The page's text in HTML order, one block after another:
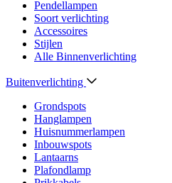
Pendellampen
Soort verlichting
Accessoires
Stijlen
Alle Binnenverlichting
Buitenverlichting
Grondspots
Hanglampen
Huisnummerlampen
Inbouwspots
Lantaarns
Plafondlamp